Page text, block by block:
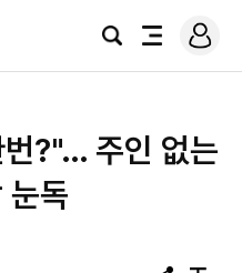
검
전
로
그
?"… 주인 없는
눈독